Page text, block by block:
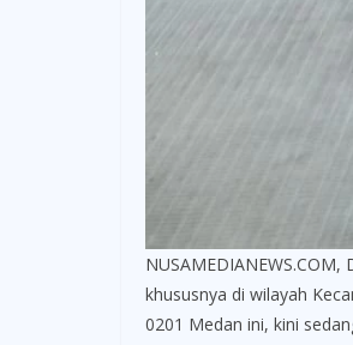
khususnya di wilayah
0201 Medan ini, kini